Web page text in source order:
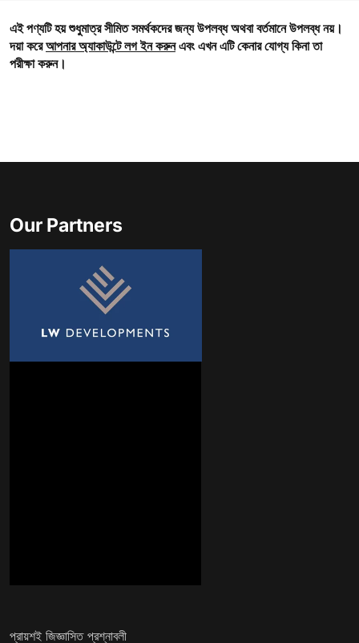
এই পণ্যটি হয় শুধুমাত্র সীমিত সমর্থকদের জন্য উপলব্ধ অথবা বর্তমানে উপলব্ধ নয়।
দয়া করেআপনার অ্যাকাউন্টে লগ ইন করুনএবং এখন এটি কেনার যোগ্য কিনা তা
পরীক্ষা করুন।
প্রায়শই জিজ্ঞাসিত প্রশ্নাবলী
Our Partners